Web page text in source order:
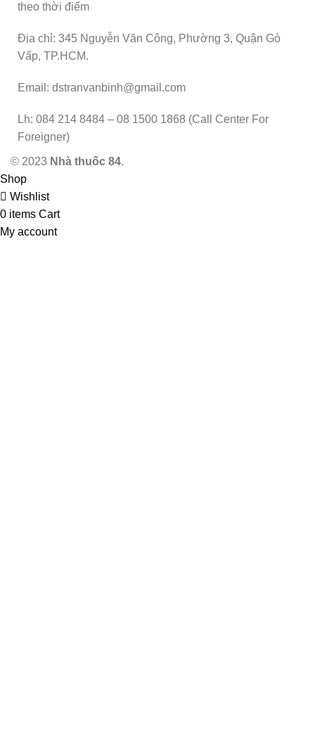
theo thời điểm
Địa chỉ: 345 Nguyễn Văn Công, Phường 3, Quận Gò
Vấp, TP.HCM.
Email: dstranvanbinh@gmail.com
Lh: 084 214 8484 – 08 1500 1868 (Call Center For
Foreigner)
© 2023 Nhà thuốc 84.
Shop
Wishlist
0 items Cart
My account